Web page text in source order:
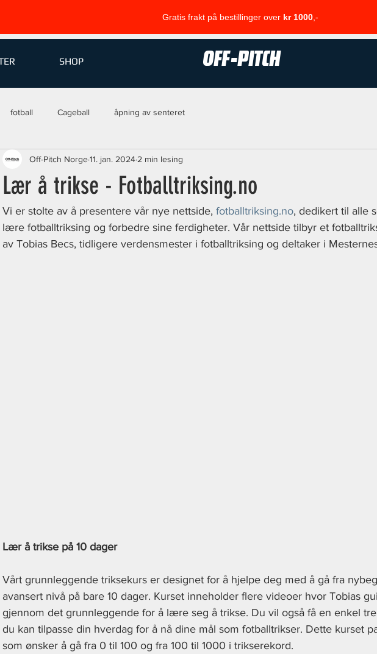
Gratis frakt på bestillinger over kr 1000 ,-
SHOP OFF-PITCH
fotball Cageball åpning av senteret
Lær å trikse - Fotballtriksing.no
Off-Pitch Norge11. jan. 2024 2 min lesing
Vi er stolte av å presentere vår nye nettside, fotballtriksing.no, dedikert til alle
lære fotballtriksing og forbedre sine ferdigheter. Vår nettside tilbyr et
av Tobias Becs, tidligere verdensmester i fotballtriksing og deltaker i
Lær å trikse på 10 dager
Vårt grunnleggende triksekurs er designet for å hjelpe deg med å gå fra
avansert nivå på bare 10 dager. Kurset inneholder flere videoer hvor Tobias
gjennom det grunnleggende for å lære seg å trikse. Du vil også få en enkel
du kan tilpasse din hverdag for å nå dine mål som fotballtrikser. Dette kurset
som ønsker å gå fra 0 til 100 og fra 100 til 1000 i trikserekord.